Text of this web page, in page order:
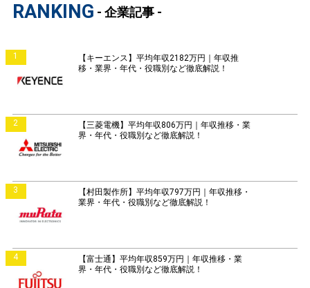
RANKING - 企業記事 -
1
【キーエンス】平均年収2182万円｜年収推
移・業界・年代・役職別など徹底解説！
2
【三菱電機】平均年収806万円｜年収推移・業
界・年代・役職別など徹底解説！
3
【村田製作所】平均年収797万円｜年収推移・
業界・年代・役職別など徹底解説！
4
【富士通】平均年収859万円｜年収推移・業
界・年代・役職別など徹底解説！